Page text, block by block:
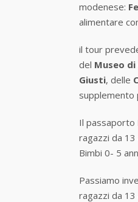
modenese:
alimentare
il tour
del Museo
Giusti, delle
supplemento
Il passaporto
ragazzi da
Bimbi 0- 5
Passiamo
ragazzi da